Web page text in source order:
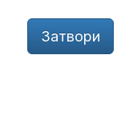
Затвори